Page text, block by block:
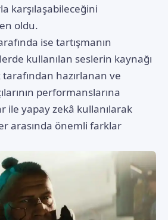
karşılaşabileceğini
oldu.
ise tartışmanın
kullanılan seslerin kaynağı
tarafından hazırlanan ve
performanslarına
ile yapay zekâ kullanılarak
arasında önemli farklar